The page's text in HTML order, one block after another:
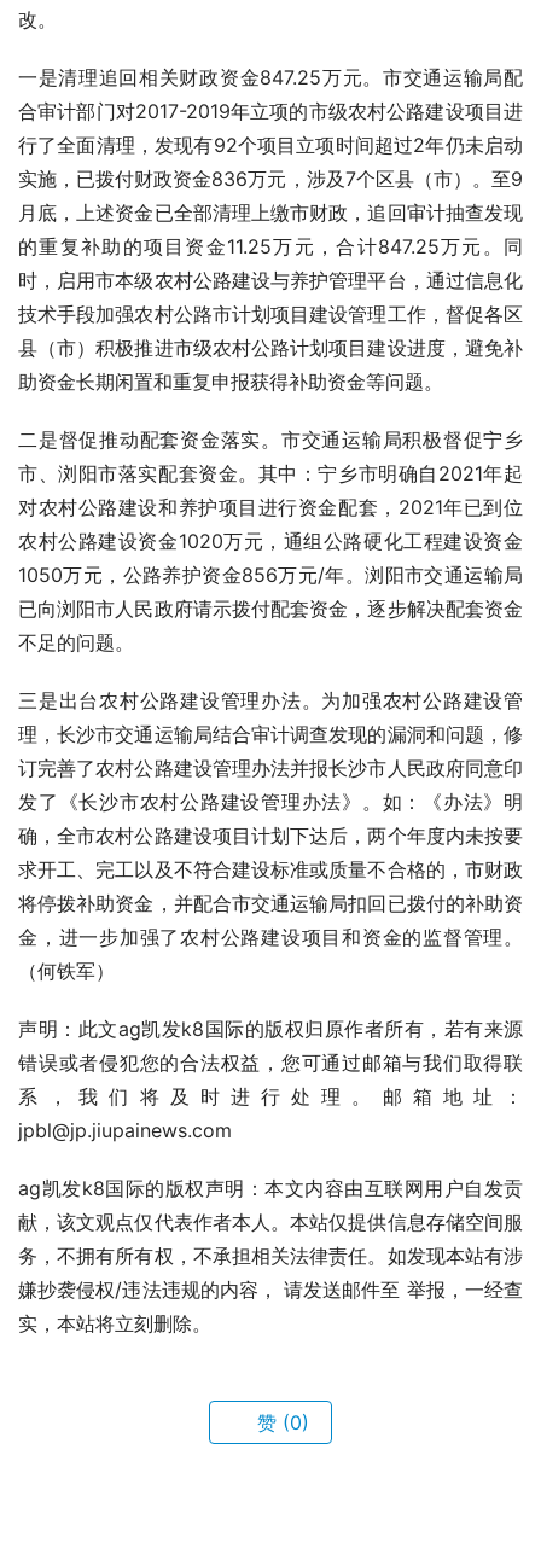
改。
一是清理追回相关财政资金847.25万元。市交通运输局配
合审计部门对2017-2019年立项的市级农村公路建设项目进
行了全面清理，发现有92个项目立项时间超过2年仍未启动
实施，已拨付财政资金836万元，涉及7个区县（市）。至9
月底，上述资金已全部清理上缴市财政，追回审计抽查发现
的重复补助的项目资金11.25万元，合计847.25万元。同
时，启用市本级农村公路建设与养护管理平台，通过信息化
技术手段加强农村公路市计划项目建设管理工作，督促各区
县（市）积极推进市级农村公路计划项目建设进度，避免补
助资金长期闲置和重复申报获得补助资金等问题。
二是督促推动配套资金落实。市交通运输局积极督促宁乡
市、浏阳市落实配套资金。其中：宁乡市明确自2021年起
对农村公路建设和养护项目进行资金配套，2021年已到位
农村公路建设资金1020万元，通组公路硬化工程建设资金
1050万元，公路养护资金856万元/年。浏阳市交通运输局
已向浏阳市人民政府请示拨付配套资金，逐步解决配套资金
不足的问题。
三是出台农村公路建设管理办法。为加强农村公路建设管
理，长沙市交通运输局结合审计调查发现的漏洞和问题，修
订完善了农村公路建设管理办法并报长沙市人民政府同意印
发了《长沙市农村公路建设管理办法》。如：《办法》明
确，全市农村公路建设项目计划下达后，两个年度内未按要
求开工、完工以及不符合建设标准或质量不合格的，市财政
将停拨补助资金，并配合市交通运输局扣回已拨付的补助资
金，进一步加强了农村公路建设项目和资金的监督管理。
（何铁军）
声明：此文ag凯发k8国际的版权归原作者所有，若有来源
错误或者侵犯您的合法权益，您可通过邮箱与我们取得联
系，我们将及时进行处理。邮箱地址：
jpbl@jp.jiupainews.com
ag凯发k8国际的版权声明：本文内容由互联网用户自发贡
献，该文观点仅代表作者本人。本站仅提供信息存储空间服
务，不拥有所有权，不承担相关法律责任。如发现本站有涉
嫌抄袭侵权/违法违规的内容， 请发送邮件至 举报，一经查
实，本站将立刻删除。
赞 (0)